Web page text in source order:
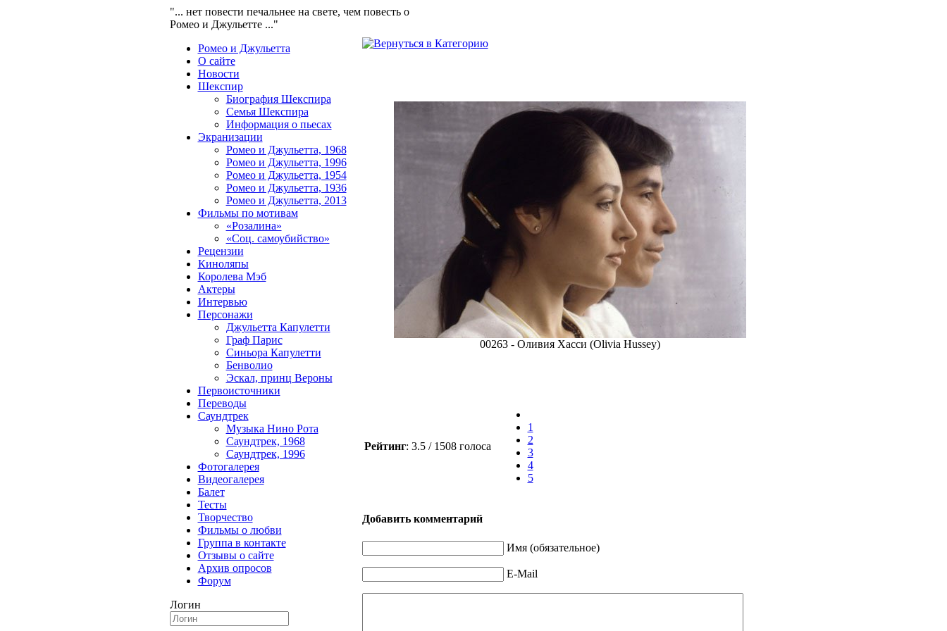
"... нет повести печальнее на свете, чем повесть о
Ромео и Джульетте ..."
Ромео и Джульетта
О сайте
Новости
Шекспир
Биография Шекспира
Семья Шекспира
Информация о пьесах
Экранизации
Ромео и Джульетта, 1968
Ромео и Джульетта, 1996
Ромео и Джульетта, 1954
Ромео и Джульетта, 1936
Ромео и Джульетта, 2013
Фильмы по мотивам
«Розалина»
«Соц. самоубийство»
Рецензии
Киноляпы
Королева Мэб
Актеры
Интервью
Персонажи
Джульетта Капулетти
Граф Парис
Синьора Капулетти
Бенволио
Эскал, принц Вероны
Первоисточники
Переводы
Саундтрек
Музыка Нино Рота
Саундтрек, 1968
Саундтрек, 1996
Фотогалерея
Видеогалерея
Балет
Тесты
Творчество
Фильмы о любви
Группа в контакте
Отзывы о сайте
Архив опросов
Форум
Логин
00263 - Оливия Хасси (Olivia Hussey)
Рейтинг: 3.5 / 1508 голоса
1
2
3
4
5
Добавить комментарий
Имя (обязательное)
E-Mail